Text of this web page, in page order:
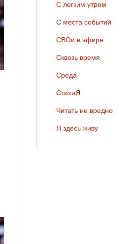
С легким утром
С места событий
СВОи в эфире
Сквозь время
Среда
СтихиЯ
Читать не вредно
Я здесь живу